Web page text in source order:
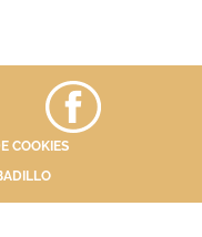
COOKIES